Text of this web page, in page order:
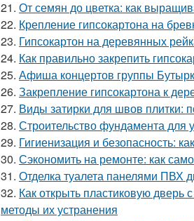
21. От семян до цветка: как
22. Крепление гипсокартона на
23. Гипсокартон на деревянных
24. Как правильно закрепить
25. Афиша концертов группы
26. Закрепление гипсокартона к
27. Виды затирки для швов плитки:
28. Строительство фундамента для
29. Гигиенизация и безопасность:
30. Сэкономить на ремонте: как
31. Отделка туалета панелями ПВХ
32. Как открыть пластиковую
методы их устранения